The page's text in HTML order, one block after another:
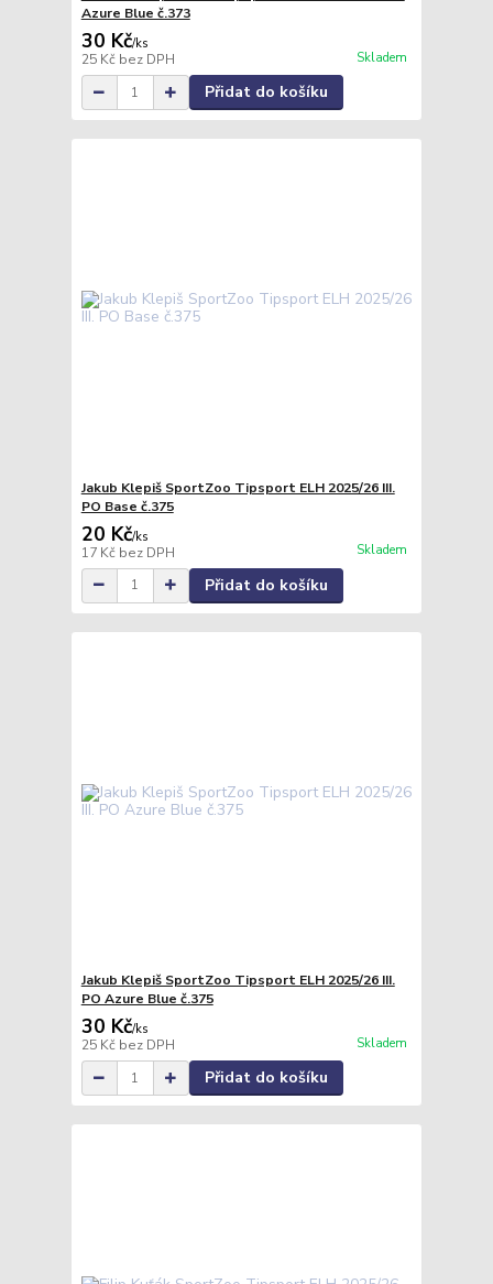
Azure Blue č.373
30 Kč/ks
25 Kč bez DPH Skladem
Přidat do košíku
Jakub Klepiš SportZoo Tipsport ELH 2025/26 III.
PO Base č.375
20 Kč/ks
17 Kč bez DPH Skladem
Přidat do košíku
Jakub Klepiš SportZoo Tipsport ELH 2025/26 III.
PO Azure Blue č.375
30 Kč/ks
25 Kč bez DPH Skladem
Přidat do košíku